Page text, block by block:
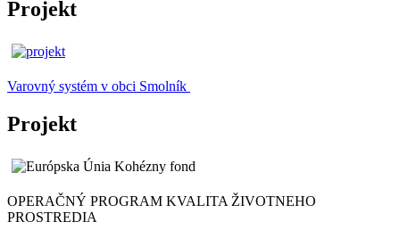
Projekt
Varovný systém v obci Smolník
Projekt
OPERAČNÝ PROGRAM KVALITA ŽIVOTNEHO
PROSTREDIA